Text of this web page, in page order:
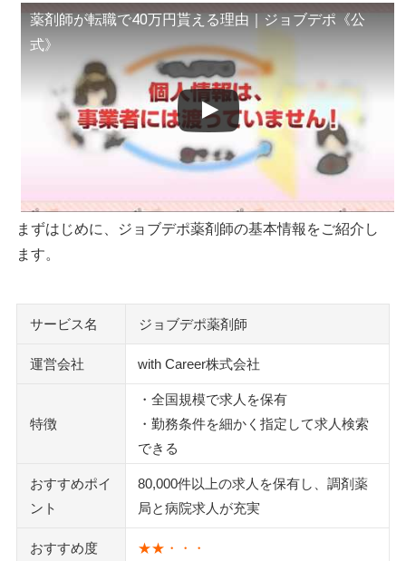
薬剤師が転職で40万円貰える理由｜ジョブデポ《公
式》
まずはじめに、ジョブデポ薬剤師の基本情報をご紹介し
ます。
サービス名 ジョブデポ薬剤師
運営会社 with Career株式会社
特徴
・全国規模で求人を保有
・勤務条件を細かく指定して求人検索
できる
おすすめポイ
ント
80,000件以上の求人を保有し、調剤薬
局と病院求人が充実
おすすめ度 ★★・・・